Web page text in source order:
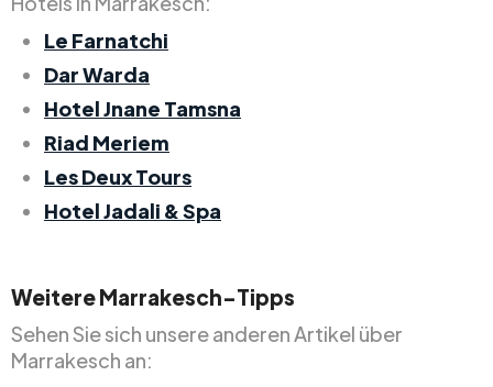
Le Farnatchi
Dar Warda
Hotel Jnane Tamsna
Riad Meriem
Les Deux Tours
Hotel Jadali & Spa
Weitere Marrakesch-Tipps
Sehen Sie sich unsere anderen Artikel über
Marrakesch an: